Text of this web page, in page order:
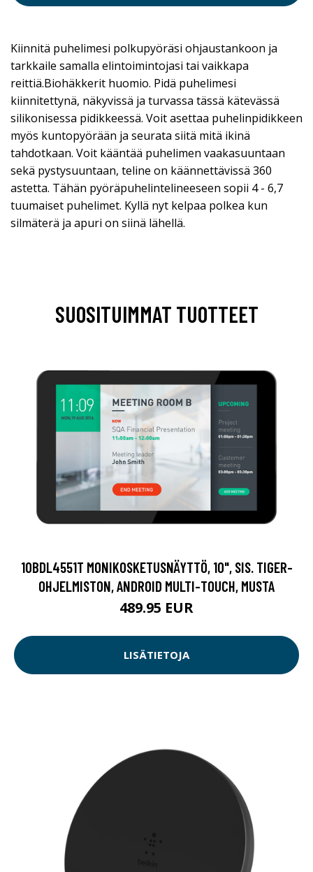
Kiinnitä puhelimesi polkupyöräsi ohjaustankoon ja
tarkkaile samalla elintoimintojasi tai vaikkapa
reittiä.Biohäkkerit huomio. Pidä puhelimesi
kiinnitettynä, näkyvissä ja turvassa tässä kätevässä
silikonisessa pidikkeessä. Voit asettaa puhelinpidikkeen
myös kuntopyörään ja seurata siitä mitä ikinä
tahdotkaan. Voit kääntää puhelimen vaakasuuntaan
sekä pystysuuntaan, teline on käännettävissä 360
astetta. Tähän pyöräpuhelintelineeseen sopii 4 - 6,7
tuumaiset puhelimet. Kyllä nyt kelpaa polkea kun
silmäterä ja apuri on siinä lähellä.
SUOSITUIMMAT TUOTTEET
10BDL4551T MONIKOSKETUSNÄYTTÖ, 10", SIS. TIGER-
OHJELMISTON, ANDROID MULTI-TOUCH, MUSTA
489.95 EUR
LISÄTIETOJA